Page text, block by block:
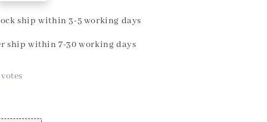
ship within 3-5 working days
ship within 7-30 working days